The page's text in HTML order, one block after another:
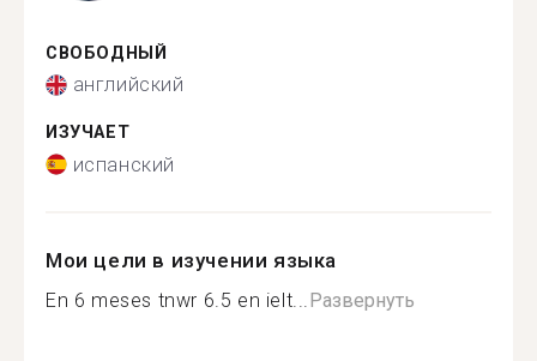
СВОБОДНЫЙ
английский
ИЗУЧАЕТ
испанский
Мои цели в изучении языка
En 6 meses tnwr 6.5 en ielt... Развернуть